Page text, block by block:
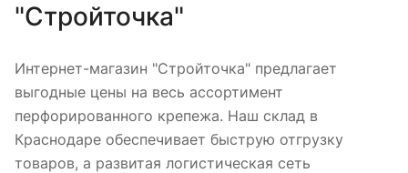
"Стройточка"
Интернет-магазин "Стройточка" предлагает
выгодные цены на весь ассортимент
перфорированного крепежа. Наш склад в
Краснодаре обеспечивает быструю отгрузку
товаров, а развитая логистическая сеть